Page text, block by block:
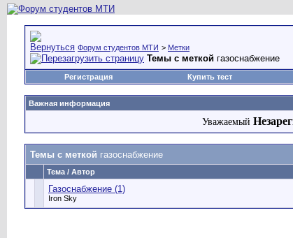
Форум студентов МТИ > Метки
Темы с меткой газоснабжение
Регистрация Купить тест
Важная информация
Уважаемый
Темы с меткой газоснабжение
Тема / Автор
Газоснабжение (1)
Iron Sky